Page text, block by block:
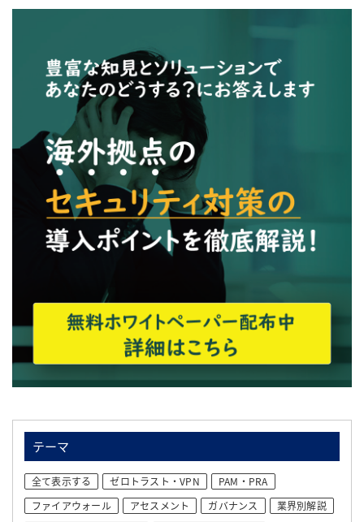
テーマ
全て表示する ゼロトラスト・VPN
PAM・PRA
ファイアウォール
アセスメント ガバナンス
業界別解説